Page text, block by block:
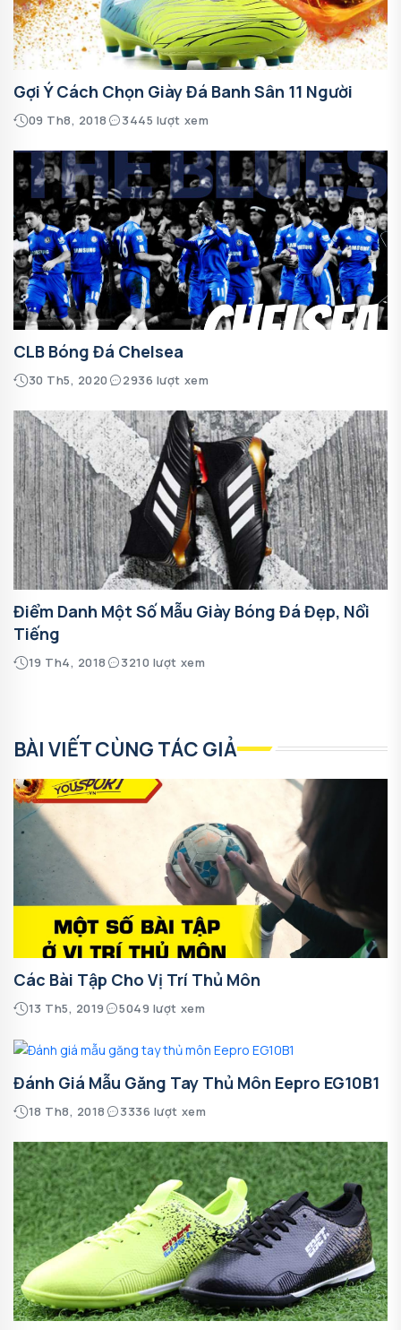
Gợi Ý Cách Chọn Giày Đá Banh Sân 11 Người
09 Th8, 2018 3445 lượt xem
CLB Bóng Đá Chelsea
30 Th5, 2020 2936 lượt xem
Điểm Danh Một Số Mẫu Giày Bóng Đá Đẹp, Nổi
Tiếng
19 Th4, 2018 3210 lượt xem
BÀI VIẾT CÙNG TÁC GIẢ
Các Bài Tập Cho Vị Trí Thủ Môn
13 Th5, 2019 5049 lượt xem
Đánh Giá Mẫu Găng Tay Thủ Môn Eepro EG10B1
18 Th8, 2018 3336 lượt xem